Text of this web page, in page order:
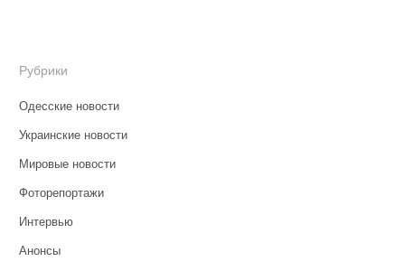
Рубрики
Одесские новости
Украинские новости
Мировые новости
Фоторепортажи
Интервью
Анонсы